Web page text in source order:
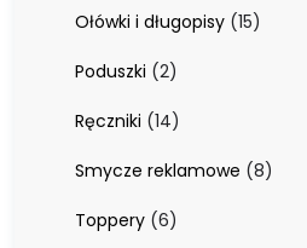
Ołówki i długopisy 1515
Poduszki 22
Ręczniki 1414
Smycze reklamowe 88
Toppery 66